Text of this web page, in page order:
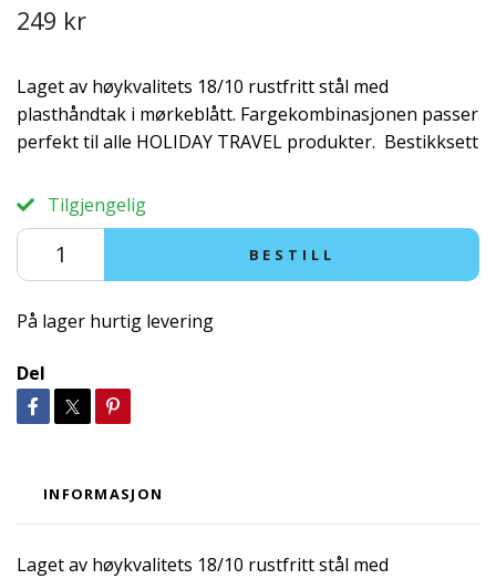
249 kr
Laget av høykvalitets 18/10 rustfritt stål med
plasthåndtak i mørkeblått. Fargekombinasjonen passer
perfekt til alle HOLIDAY TRAVEL produkter. Bestikksett
Tilgjengelig
BESTILL
På lager hurtig levering
Del
INFORMASJON
Laget av høykvalitets 18/10 rustfritt stål med